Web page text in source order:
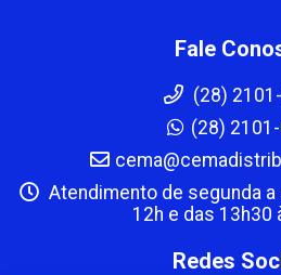
Fale
(28)
(28)
Atendimento de segunda
12h e das 13h30
Redes